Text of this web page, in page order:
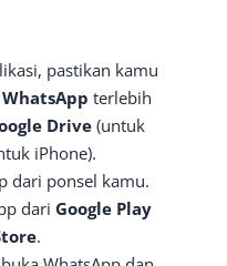
pastikan kamu
terlebih
Drive (untuk
iPhone).
dari ponsel kamu.
dari Google Play
.